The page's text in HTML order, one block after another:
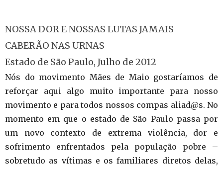
NOSSA DOR E NOSSAS LUTAS JAMAIS
CABERÃO NAS URNAS
Estado de São Paulo, Julho de 2012
Nós do movimento Mães de Maio gostaríamos de
reforçar aqui algo muito importante para nosso
movimento e para todos nossos compas aliad@s. No
momento em que o estado de São Paulo passa por
um novo contexto de extrema violência, dor e
sofrimento enfrentados pela população pobre –
sobretudo as vítimas e os familiares diretos delas,